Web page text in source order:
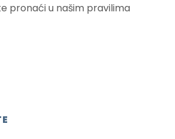
pronaći u našim pravilima